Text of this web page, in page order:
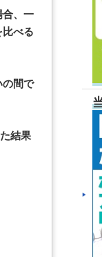
合、一
べる
の間で
結果